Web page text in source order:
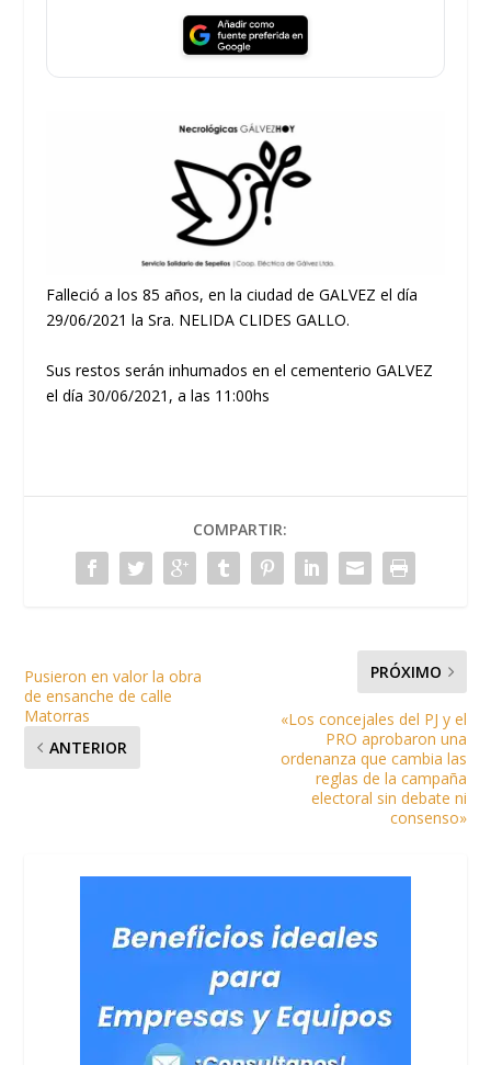
Falleció a los 85 años, en la ciudad de GALVEZ el día
29/06/2021 la Sra. NELIDA CLIDES GALLO.
Sus restos serán inhumados en el cementerio GALVEZ
el día 30/06/2021, a las 11:00hs
COMPARTIR:
Pusieron en valor la obra
de ensanche de calle
Matorras
ANTERIOR
PRÓXIMO
«Los concejales del PJ y el
PRO aprobaron una
ordenanza que cambia las
reglas de la campaña
electoral sin debate ni
consenso»